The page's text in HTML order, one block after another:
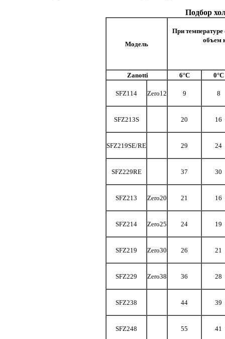
Модель
При
объем
Zanotti 6°C 0°C
SFZ114 Zero12 9 8
SFZ213S 20 16
SFZ219SE/RE 29 24
SFZ229RE 37 30
SFZ213 Zero20 21 16
SFZ214 Zero25 24 19
SFZ219 Zero30 26 21
SFZ229 Zero38 36 28
SFZ238 44 39
SFZ248 55 41
Подбор